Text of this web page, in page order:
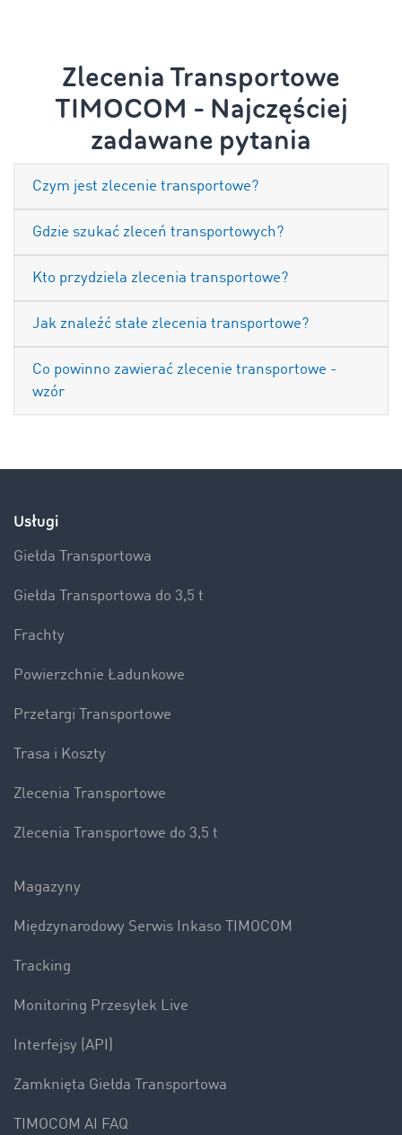
Zlecenia Transportowe
TIMOCOM - Najczęściej
zadawane pytania
Czym jest zlecenie transportowe?
Gdzie szukać zleceń transportowych?
Kto przydziela zlecenia transportowe?
Jak znaleźć stałe zlecenia transportowe?
Co powinno zawierać zlecenie transportowe -
wzór
Usługi
Giełda Transportowa
Giełda Transportowa do 3,5 t
Frachty
Powierzchnie Ładunkowe
Przetargi Transportowe
Trasa i Koszty
Zlecenia Transportowe
Zlecenia Transportowe do 3,5 t
Magazyny
Międzynarodowy Serwis Inkaso TIMOCOM
Tracking
Monitoring Przesyłek Live
Interfejsy (API)
Zamknięta Giełda Transportowa
TIMOCOM AI FAQ